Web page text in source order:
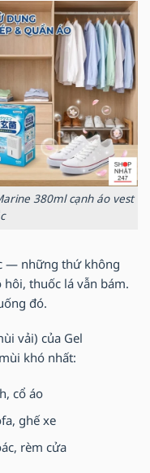
380ml cạnh áo vest
— những thứ không
thuốc lá vẫn bám.
đó.
vải) của Gel
khó nhất:
cổ áo
ghế xe
rèm cửa